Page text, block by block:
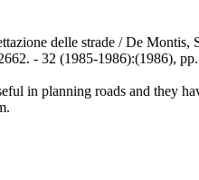
delle strade / De
- 32 (1985-1986):(1986), pp.
in planning roads and they